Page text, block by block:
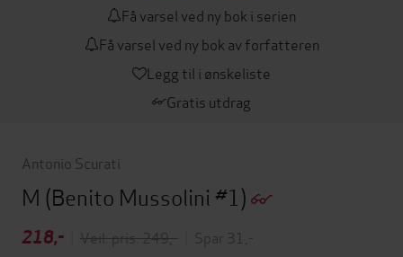
Få varsel ved ny bok i serien
Få varsel ved ny bok av forfatteren
Legg til i ønskeliste
Gratis utdrag
Antonio Scurati
M (Benito Mussolini #1)
218,- Veil. pris: 249,-
Spar 31,-